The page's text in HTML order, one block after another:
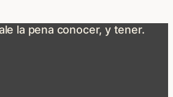
la pena conocer, y tener.